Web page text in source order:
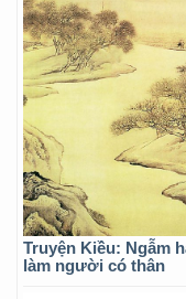
Truyện Kiều: Ngẫm
làm người có thân